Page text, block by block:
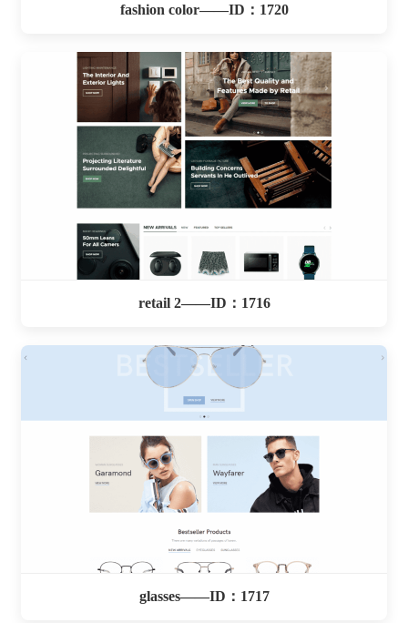
fashion color——ID：1720
retail 2——ID：1716
glasses——ID：1717